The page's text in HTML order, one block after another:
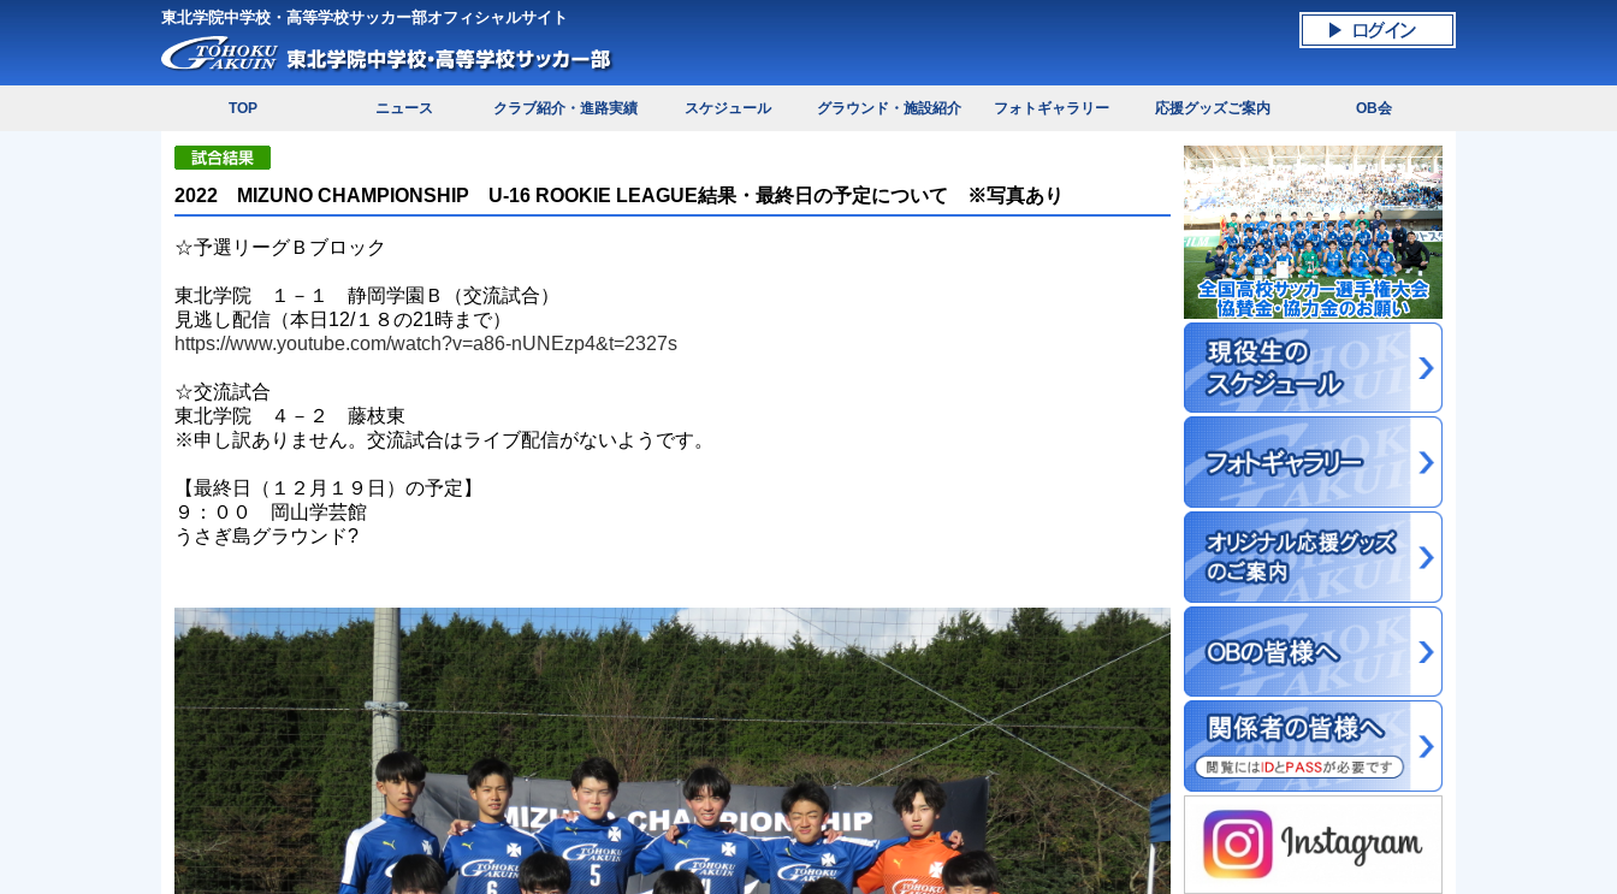
東北学院中学校・高等学校サッカー部オフィシャルサイト
TOP ニュース クラブ紹介・進路実績 スケジュール グラウンド・施設紹介 フォトギャラリー 応援グッズご案内 OB会
2022 MIZUNO CHAMPIONSHIP U-16 ROOKIE LEAGUE結果・最終日の予定について ※写真あり
☆予選リーグＢブロック
東北学院 １－１ 静岡学園Ｂ（交流試合）
見逃し配信（本日12/１８の21時まで）
https://www.youtube.com/watch?v=a86-nUNEzp4&t=2327s
☆交流試合
東北学院 ４－２ 藤枝東
※申し訳ありません。交流試合はライブ配信がないようです。
【最終日（１２月１９日）の予定】
９：００ 岡山学芸館
うさぎ島グラウンド?